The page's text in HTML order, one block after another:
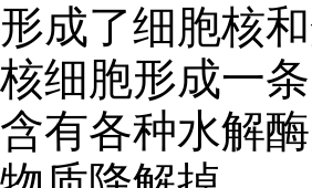
形成了细胞核
核细胞形成一
含有各种水解